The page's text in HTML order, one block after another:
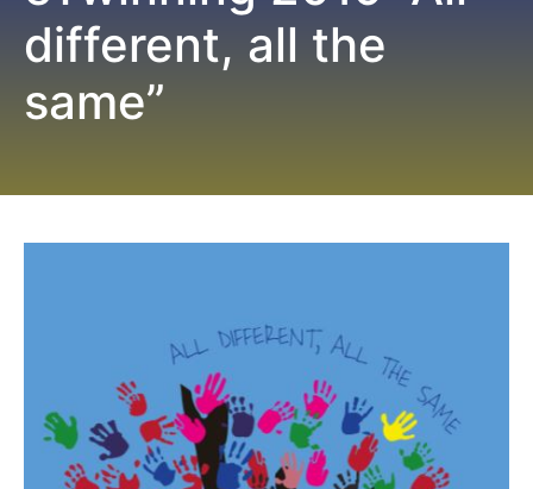
different, all the
same”